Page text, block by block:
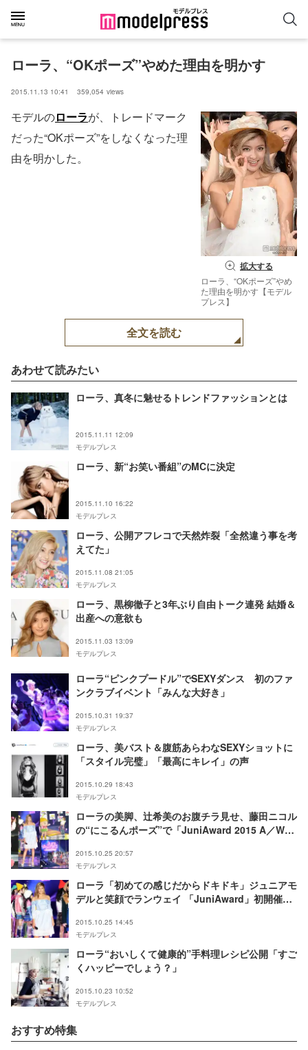
ローラ、“OKポーズ”やめた理由を明かす
2015.11.13 10:41 359,054 views
拡大する
ローラ、“OKポーズ”やめ
た理由を明かす【モデル
プレス】
モデルのローラが、トレードマーク
だった“OKポーズ”をしなくなった理
由を明かした。
全文を読む
あわせて読みたい
ローラ、真冬に魅せるトレンドファッションとは
2015.11.11 12:09
モデルプレス
ローラ、新“お笑い番組”のMCに決定
2015.11.10 16:22
モデルプレス
ローラ、公開アフレコで天然炸裂「全然違う事を考
えてた」
2015.11.08 21:05
モデルプレス
ローラ、黒柳徹子と3年ぶり自由トーク連発 結婚＆
出産への意欲も
2015.11.03 13:09
モデルプレス
ローラ“ピンクプードル”でSEXYダンス 初のファ
ンクラブイベント「みんな大好き」
2015.10.31 19:37
モデルプレス
ローラ、美バスト＆腹筋あらわなSEXYショットに
「スタイル完璧」「最高にキレイ」の声
2015.10.29 18:43
モデルプレス
ローラの美脚、辻希美のお腹チラ見せ、藤田ニコル
の“にこるんポーズ”で「JuniAward 2015 A／W」
2015.10.25 20:57
モデルプレス
ローラ「初めての感じだからドキドキ」ジュニアモ
デルと笑顔でランウェイ 「JuniAward」初開催＜
2015.10.25 14:45
モデルプレス
ローラ“おいしくて健康的”手料理レシピ公開「すご
くハッピーでしょう？」
2015.10.23 10:52
モデルプレス
おすすめ特集